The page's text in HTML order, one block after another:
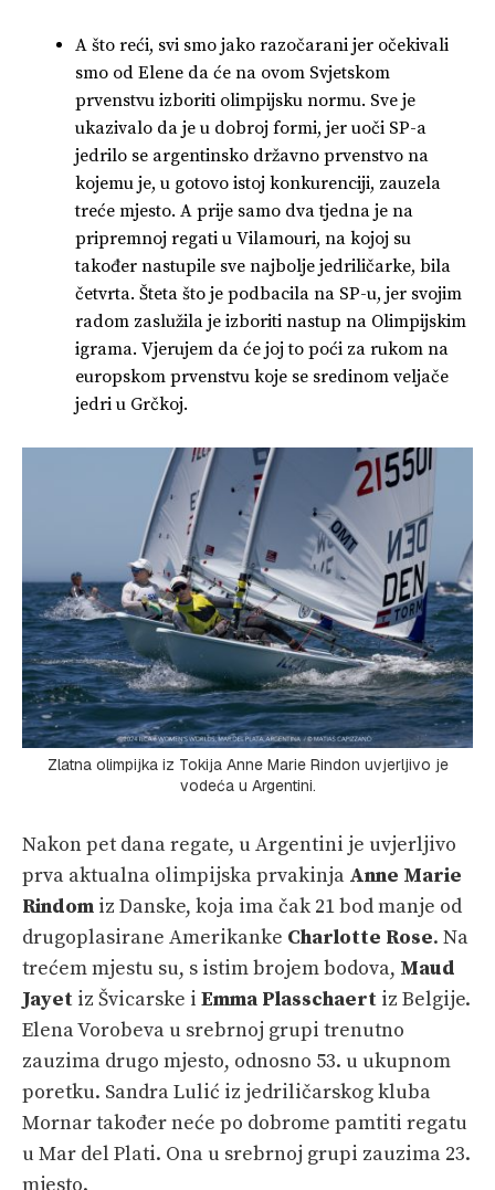
A što reći, svi smo jako razočarani jer očekivali
smo od Elene da će na ovom Svjetskom
prvenstvu izboriti olimpijsku normu. Sve je
ukazivalo da je u dobroj formi, jer uoči SP-a
jedrilo se argentinsko državno prvenstvo na
kojemu je, u gotovo istoj konkurenciji, zauzela
treće mjesto. A prije samo dva tjedna je na
pripremnoj regati u Vilamouri, na kojoj su
također nastupile sve najbolje jedriličarke, bila
četvrta. Šteta što je podbacila na SP-u, jer svojim
radom zaslužila je izboriti nastup na Olimpijskim
igrama. Vjerujem da će joj to poći za rukom na
europskom prvenstvu koje se sredinom veljače
jedri u Grčkoj.
Zlatna olimpijka iz Tokija Anne Marie Rindon uvjerljivo je
vodeća u Argentini.
Nakon pet dana regate, u Argentini je uvjerljivo
prva aktualna olimpijska prvakinja Anne Marie
Rindom iz Danske, koja ima čak 21 bod manje od
drugoplasirane Amerikanke Charlotte Rose. Na
trećem mjestu su, s istim brojem bodova, Maud
Jayet iz Švicarske i Emma Plasschaert iz Belgije.
Elena Vorobeva u srebrnoj grupi trenutno
zauzima drugo mjesto, odnosno 53. u ukupnom
poretku. Sandra Lulić iz jedriličarskog kluba
Mornar također neće po dobrome pamtiti regatu
u Mar del Plati. Ona u srebrnoj grupi zauzima 23.